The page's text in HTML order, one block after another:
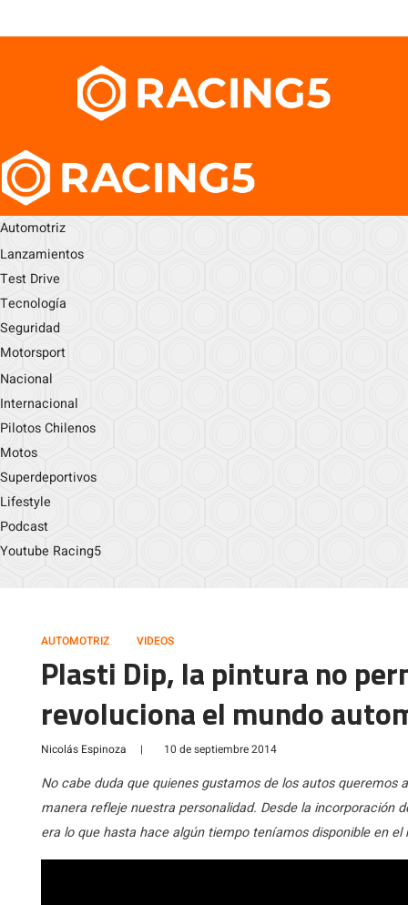
Automotriz
Lanzamientos
Test Drive
Tecnología
Seguridad
Motorsport
Nacional
Internacional
Pilotos Chilenos
Motos
Superdeportivos
Lifestyle
Podcast
Youtube Racing5
AUTOMOTRIZ VIDEOS
Plasti Dip, la pintura no
revoluciona el mundo
Nicolás Espinoza | 10 de septiembre 2014
No cabe duda que quienes gustamos de los autos queremos
manera refleje nuestra personalidad. Desde la incorporación
era lo que hasta hace algún tiempo teníamos disponible en